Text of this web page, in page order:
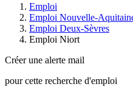
Emploi
Emploi Nouvelle-
Emploi Deux-Sèvres
Emploi Niort
Créer une alerte mail
pour cette recherche d'emploi